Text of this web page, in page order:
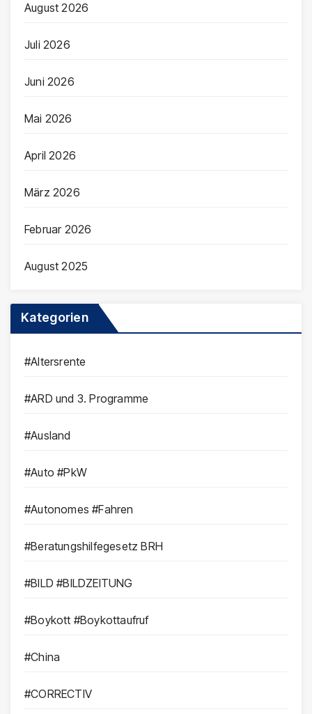
August 2026
Juli 2026
Juni 2026
Mai 2026
April 2026
März 2026
Februar 2026
August 2025
Kategorien
#Altersrente
#ARD und 3. Programme
#Ausland
#Auto #PkW
#Autonomes #Fahren
#Beratungshilfegesetz BRH
#BILD #BILDZEITUNG
#Boykott #Boykottaufruf
#China
#CORRECTIV